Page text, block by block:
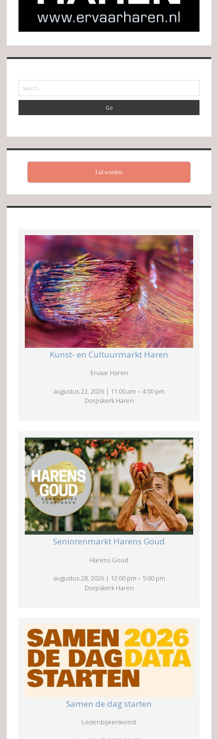
Lid worden
Kunst- en Cultuurmarkt Haren
Ervaar Haren
augustus 22, 2026 | 11:00 am – 4:00 pm
Dorpskerk Haren
Seniorenmarkt Harens Goud
Harens Goud
augustus 28, 2026 | 12:00 pm – 5:00 pm
Dorpskerk Haren
Samen de dag starten
Ledenbijeenkomst